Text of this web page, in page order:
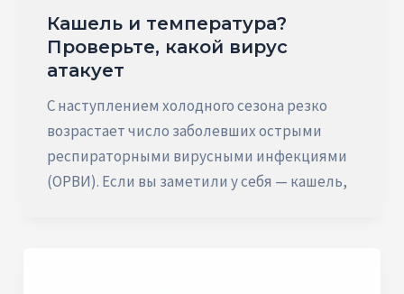
Кашель и температура?
Проверьте, какой вирус
атакует
С наступлением холодного сезона резко
возрастает число заболевших острыми
респираторными вирусными инфекциями
(ОРВИ). Если вы заметили у себя — кашель,